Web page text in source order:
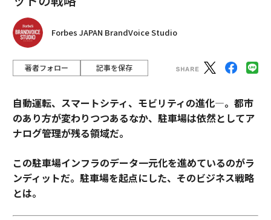
Forbes JAPAN BrandVoice Studio
著者フォロー 記事を保存
自動運転、スマートシティ、モビリティの進化―。都市
のあり方が変わりつつあるなか、駐車場は依然としてア
ナログ管理が残る領域だ。
この駐車場インフラのデータ一元化を進めているのがラ
ンディットだ。駐車場を起点にした、そのビジネス戦略
とは。